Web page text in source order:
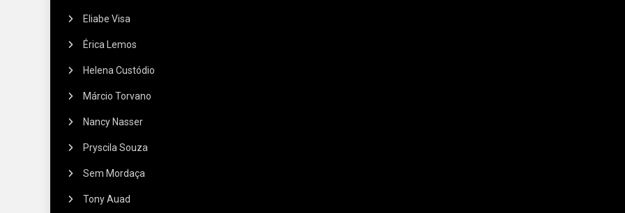
Eliabe Visa
Érica Lemos
Helena Custódio
Márcio Torvano
Nancy Nasser
Pryscila Souza
Sem Mordaça
Tony Auad